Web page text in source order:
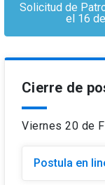
Solicitud de
el 16
Cierre de
Viernes 20 de
Postula en